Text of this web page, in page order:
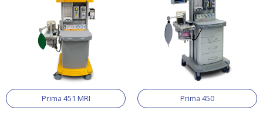
Prima 451 MRI Prima 450